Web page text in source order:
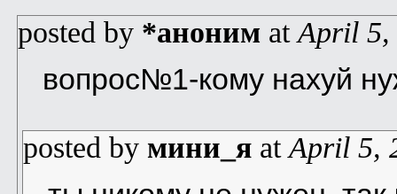
posted by *аноним atApril 5,
вопрос№1-кому нахуй
posted by мини_я atApril 5,